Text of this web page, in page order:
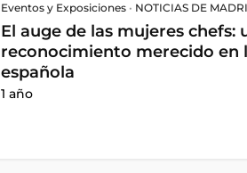
Eventos y Exposiciones • NOTICIAS DE
El auge de las mujeres chefs:
reconocimiento merecido en
española
1 año